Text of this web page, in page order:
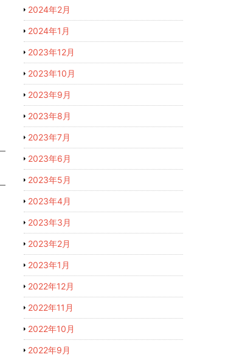
2024年2月
2024年1月
2023年12月
2023年10月
2023年9月
2023年8月
2023年7月
2023年6月
2023年5月
2023年4月
2023年3月
2023年2月
2023年1月
2022年12月
2022年11月
2022年10月
2022年9月